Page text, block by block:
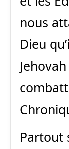
nous
Dieu
Partout